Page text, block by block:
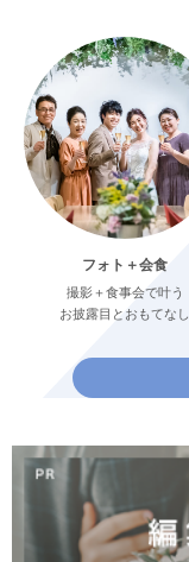
フォト＋会食
撮影＋食事会で叶う
お披露目とおもてなし